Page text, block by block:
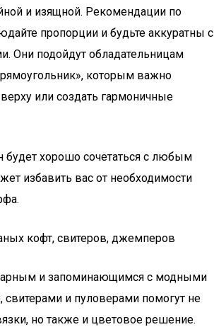
и изящной. Рекомендации по
пропорции и будьте аккуратны с
Они подойдут обладательницам
которым важно
или создать гармоничные
будет хорошо сочетаться с любым
избавить вас от необходимости
кофт, свитеров, джемперов
и запоминающимся с модными
и пуловерами помогут не
но также и цветовое решение.